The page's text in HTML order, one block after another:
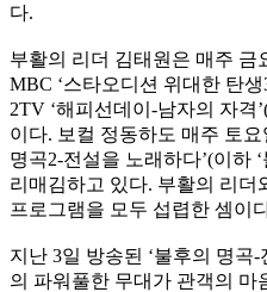
다.
부활의 리더 김태원은 매주 금
MBC ‘스타오디션 위대한 탄생
2TV ‘해피선데이-남자의 자격
이다. 보컬 정동하도 매주 토
명곡2-전설을 노래하다’(이하
리매김하고 있다. 부활의 리
프로그램을 모두 섭렵한 셈이
지난 3일 방송된 ‘불후의 명곡
의 파워풀한 무대가 관객의 마